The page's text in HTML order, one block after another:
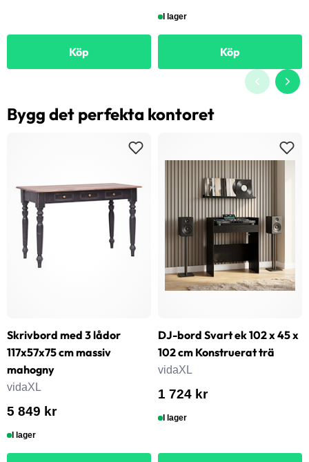
Köp
I lager
Köp
Bygg det perfekta kontoret
Skrivbord med 3 lådor
117x57x75 cm massiv
mahogny
vidaXL
5 849 kr
I lager
DJ-bord Svart ek 102 x 45 x
102 cm Konstruerat trä
vidaXL
1 724 kr
I lager